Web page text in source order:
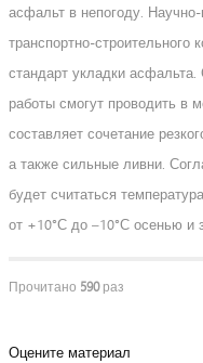
асфальт в непогоду.
транспортно-строительного
стандарт укладки
работы смогут проводить в
составляет сочетание
а также сильные ливни.
будет считаться
от +10°С до –10°С осенью и
Прочитано 590раз
Оцените материал